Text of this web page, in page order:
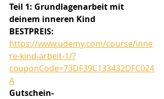
Teil 1: Grundlagenarbeit mit
deinem inneren Kind
BESTPREIS:
https://www.udemy.com/course/inne
re-kind-arbeit-1/?
couponCode=73DF39C133432DFC024
A
Gutschein-